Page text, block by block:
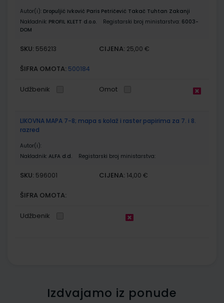
Autor(i): Dropuljić Ivković Paris Petričević Takač Tuhtan Zakanji
Nakladnik: PROFIL KLETT d.o.o. Registarski broj ministarstva: 6003-
DOM
SKU: 556213 CIJENA: 25,00 €
ŠIFRA OMOTA: 500184
Udžbenik Omot
LIKOVNA MAPA 7-8; mapa s kolaž i raster papirima za 7. i 8.
razred
Autor(i):
Nakladnik: ALFA d.d. Registarski broj ministarstva:
SKU: 596001 CIJENA: 14,00 €
ŠIFRA OMOTA:
Udžbenik
Izdvajamo iz ponude